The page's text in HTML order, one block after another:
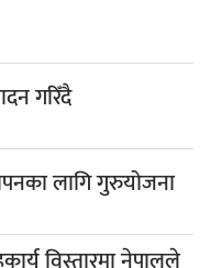
गरिँदै
लागि गुरुयोजना